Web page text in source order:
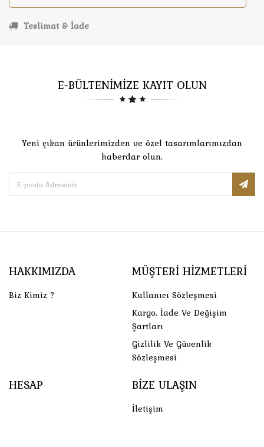
Teslimat & İade
E-BÜLTENİMİZE KAYIT OLUN
Yeni çıkan ürünlerimizden ve özel tasarımlarımızdan
haberdar olun.
HAKKIMIZDA
Biz Kimiz ?
MÜŞTERI HIZMETLERI
Kullanıcı Sözleşmesi
Kargo, İade Ve Değişim
Şartları
Gizlilik Ve Güvenlik
Sözleşmesi
HESAP BIZE ULAŞIN
İletişim